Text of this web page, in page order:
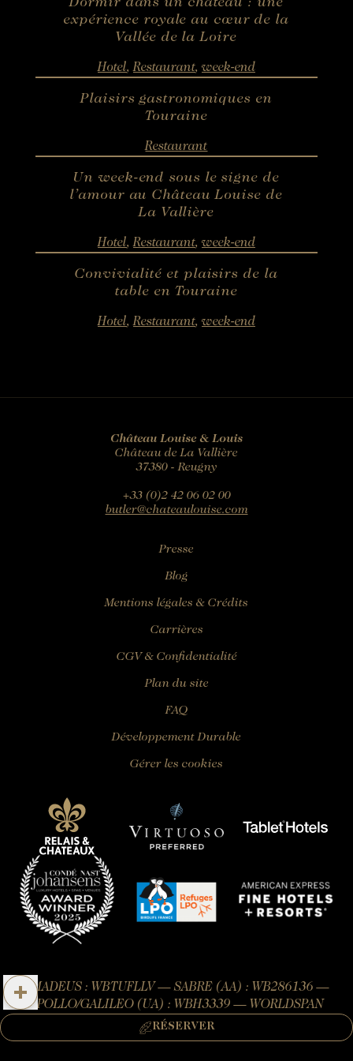
RÉSERVER
RÉSERVER UNE CHAMBRE
RÉSERVER
Réserver une chambre
Réserver une chambre
Réserver une table gastronomique
VOIR LES DISPONIBILITÉS
Pour les dates "sur demande",
merci de contacter l’hôtel directement:
Tel: +33 2 42 06 02 00
Fax: +33 1 40 29 07 00
butler@chateaulouise.com
Dormir dans un château : une
expérience royale au cœur de la
Vallée de la Loire
Hotel,Restaurant,week-end
Plaisirs gastronomiques en
Touraine
Restaurant
Un week-end sous le signe de
l’amour au Château Louise de
La Vallière
Hotel,Restaurant,week-end
Convivialité et plaisirs de la
table en Touraine
Hotel,Restaurant,week-end
Château Louise & Louis
Château de La Vallière
37380 - Reugny
+33 (0)2 42 06 02 00
butler@chateaulouise.com
Presse
Blog
Mentions légales & Crédits
Carrières
CGV & Confidentialité
Plan du site
FAQ
Développement Durable
Gérer les cookies
AMADEUS : WBTUFLLV — SABRE (AA) : WB286136 —
APOLLO/GALILEO (UA) : WBH3339 — WORLDSPAN
(TW) : WBTUFLV